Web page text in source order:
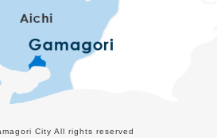
City All rights reserved